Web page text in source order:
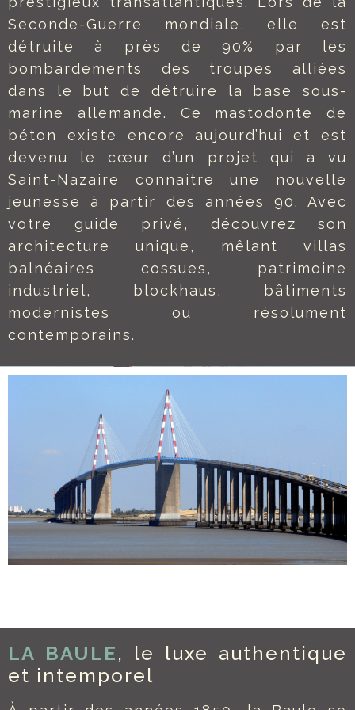
Seconde-Guerre mondiale, elle est
détruite à près de 90% par les
bombardements des troupes alliées
dans le but de détruire la base sous-
marine allemande. Ce mastodonte de
béton existe encore aujourd’hui et est
devenu le cœur d’un projet qui a vu
Saint-Nazaire connaitre une nouvelle
jeunesse à partir des années 90. Avec
votre guide privé, découvrez son
architecture unique, mêlant villas
balnéaires cossues, patrimoine
industriel, blockhaus, bâtiments
modernistes ou résolument
contemporains.
LA BAULE, le luxe authentique
et intemporel